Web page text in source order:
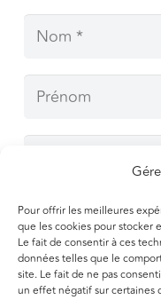
Pour offrir les meilleures
que les cookies pour stocker
Le fait de consentir à ces
données telles que le
site. Le fait de ne pas
un effet négatif sur certaines